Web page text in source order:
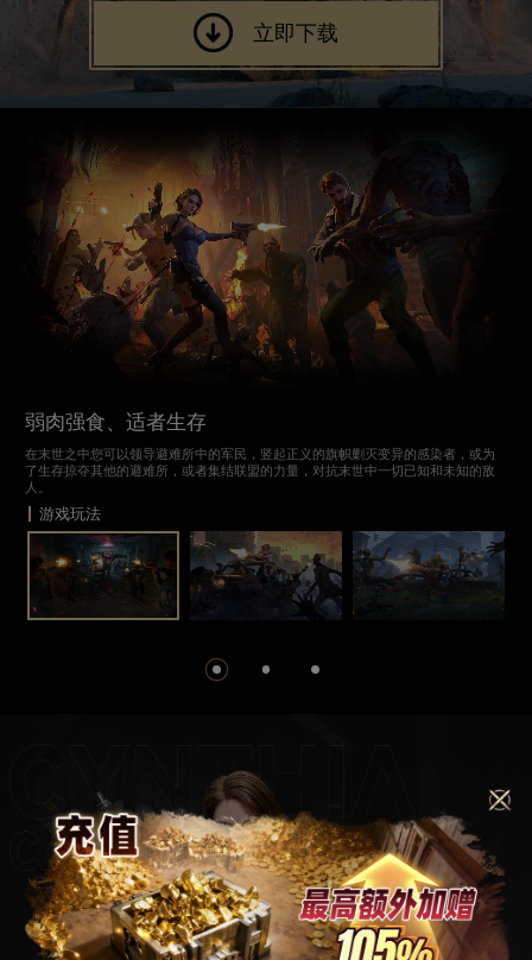
立即下载
弱肉强食、适者生存
在末世之中您可以领导避难所中的军民，竖起正义的旗帜剿灭变异的感染者，或为
了生存掠夺其他的避难所，或者集结联盟的力量，对抗末世中一切已知和未知的敌
人。
游戏玩法